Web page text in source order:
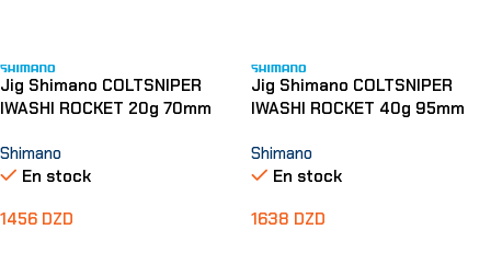
Jig Shimano COLTSNIPER
IWASHI ROCKET 20g 70mm
Shimano
En stock
1456 DZD
Jig Shimano COLTSNIPER
IWASHI ROCKET 40g 95mm
Shimano
En stock
1638 DZD